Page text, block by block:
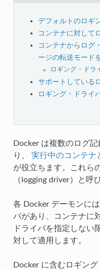
デフォルトのロギ
コンテナに対して
コンテナからログ
ージの転送モード
ロギング・ドラ
サポートしている
ロギング・ドライ
Docker は複数のログ
り、 実行中のコンテナ
が役立ちます。これら
（logging driver）と呼
各 Docker デーモンに
バがあり、コンテナに
ドライバを指定しない
対して適用します。
Docker に含むロギン